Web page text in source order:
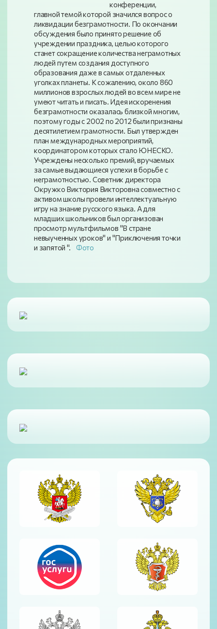
конференции,
главной темой которой значился вопрос о
ликвидации безграмотности. По окончании
обсуждения было принято решение об
учреждении праздника, целью которого
станет сокращение количества неграмотных
людей путем создания доступного
образования даже в самых отдаленных
уголках планеты. К сожалению, около 860
миллионов взрослых людей во всем мире не
умеют читать и писать. Идея искоренения
безграмотности оказалась близкой многим,
поэтому годы с 2002 по 2012 были признаны
десятилетием грамотности. Был утвержден
план международных мероприятий,
координатором которых стало ЮНЕСКО.
Учреждены несколько премий, вручаемых
за самые выдающиеся успехи в борьбе с
неграмотностью. Советник директора
Окружко Виктория Викторовна совместно с
активом школы провели интеллектуальную
игру на знание русского языка. А для
младших школьников был организован
просмотр мультфильмов "В стране
невыученных уроков" и "Приключения точки
и запятой ". Фото